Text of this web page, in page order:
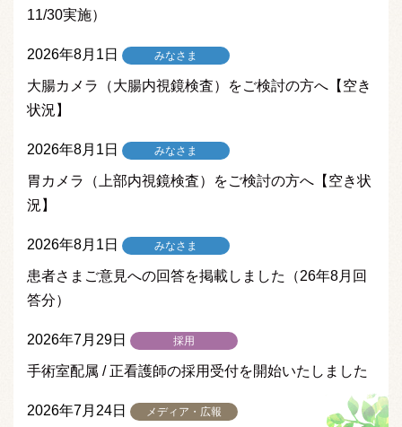
11/30実施）
2026年8月1日 みなさま
大腸カメラ（大腸内視鏡検査）をご検討の方へ【空き
状況】
2026年8月1日 みなさま
胃カメラ（上部内視鏡検査）をご検討の方へ【空き状
況】
2026年8月1日 みなさま
患者さまご意見への回答を掲載しました（26年8月回
答分）
2026年7月29日 採用
手術室配属 / 正看護師の採用受付を開始いたしました
2026年7月24日 メディア・広報